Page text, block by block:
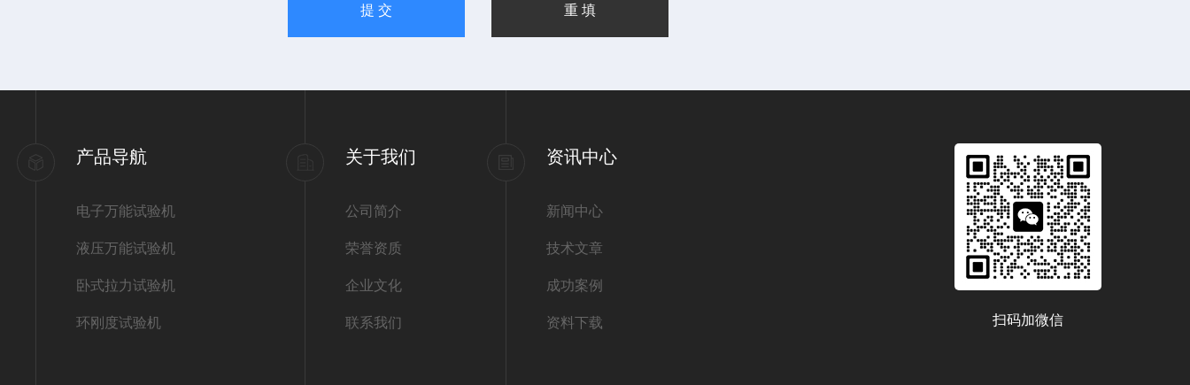
产品导航
电子万能试验机
液压万能试验机
卧式拉力试验机
环刚度试验机
关于我们
公司简介
荣誉资质
企业文化
联系我们
资讯中心
新闻中心
技术文章
成功案例
资料下载 扫码加微信